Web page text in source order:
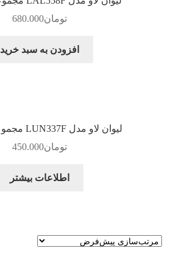
تومان680.000
افزودن به سبد خرید
لیوان لاو مدل LUN337F مجموعه 6 عددی
تومان450.000
اطلاعات بیشتر